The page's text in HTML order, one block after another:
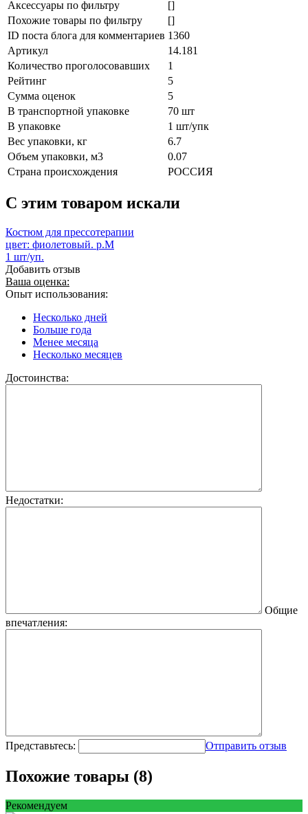
Аксессуары по фильтру
[]
Похожие товары по фильтру
[]
ID поста блога для комментариев 1360
Артикул
14.181
Количество проголосовавших
1
Рейтинг
5
Сумма оценок
5
В транспортной упаковке
70 шт
В упаковке
1 шт/упк
Вес упаковки, кг
6.7
Объем упаковки, м3
0.07
Страна происхождения
РОССИЯ
C этим товаром искали
Костюм для прессотерапии
цвет: фиолетовый. р.М
1 шт/уп.
Добавить отзыв
Ваша оценка:
Опыт использования:
Несколько дней
Больше года
Менее месяца
Несколько месяцев
Достоинства:
Недостатки:
Общие
впечатления:
Представьтесь: Отправить отзыв
Похожие товары (8)
Рекомендуем